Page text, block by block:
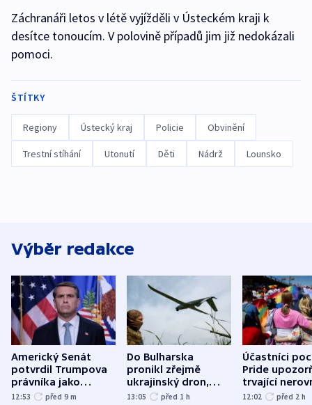
Záchranáři letos v létě vyjížděli v Ústeckém kraji k
desítce tonoucím. V polovině případů jim již nedokázali
pomoci.
ŠTÍTKY
Regiony Ústecký kraj Policie Obvinění
Trestní stíhání Utonutí Děti Nádrž Lounsko
Výběr redakce
Americký Senát
potvrdil Trumpova
právníka jako
ministra
12:53 před 9 m
Do Bulharska
pronikl zřejmě
ukrajinský dron,
explodoval kilometr
13:05 před 1 h
Účastníci
Pride
trvající
12:02 před 2 h